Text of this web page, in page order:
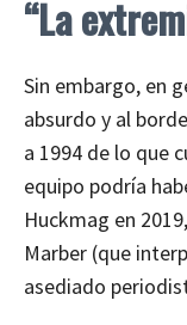
“La
Sin embargo, en
absurdo y al
a 1994 de lo que
equipo podría
Huckmag en
Marber (que
asediado